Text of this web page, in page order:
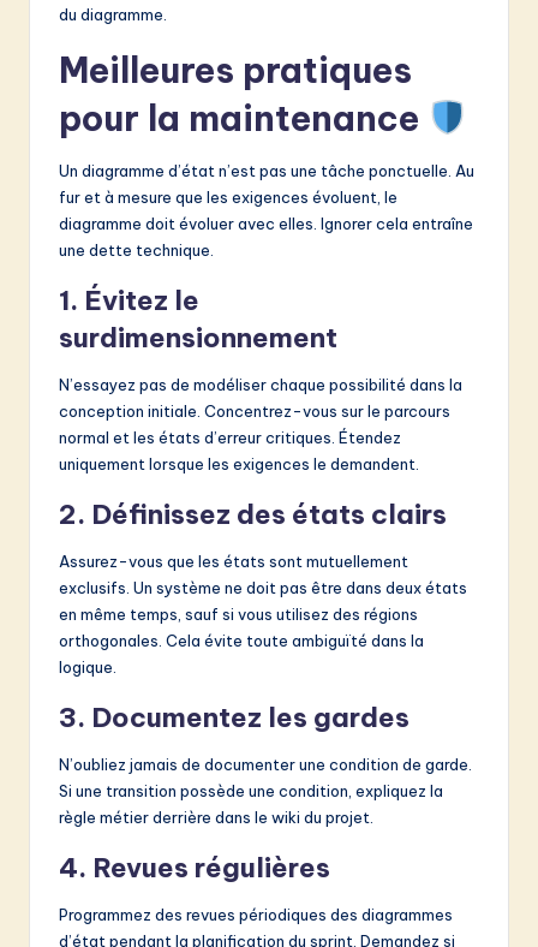
du diagramme.
Meilleures pratiques
pour la maintenance
Un diagramme d’état n’est pas une tâche ponctuelle. Au
fur et à mesure que les exigences évoluent, le
diagramme doit évoluer avec elles. Ignorer cela entraîne
une dette technique.
1. Évitez le
surdimensionnement
N’essayez pas de modéliser chaque possibilité dans la
conception initiale. Concentrez-vous sur le parcours
normal et les états d’erreur critiques. Étendez
uniquement lorsque les exigences le demandent.
2. Définissez des états clairs
Assurez-vous que les états sont mutuellement
exclusifs. Un système ne doit pas être dans deux états
en même temps, sauf si vous utilisez des régions
orthogonales. Cela évite toute ambiguïté dans la
logique.
3. Documentez les gardes
N’oubliez jamais de documenter une condition de garde.
Si une transition possède une condition, expliquez la
règle métier derrière dans le wiki du projet.
4. Revues régulières
Programmez des revues périodiques des diagrammes
d’état pendant la planification du sprint. Demandez si